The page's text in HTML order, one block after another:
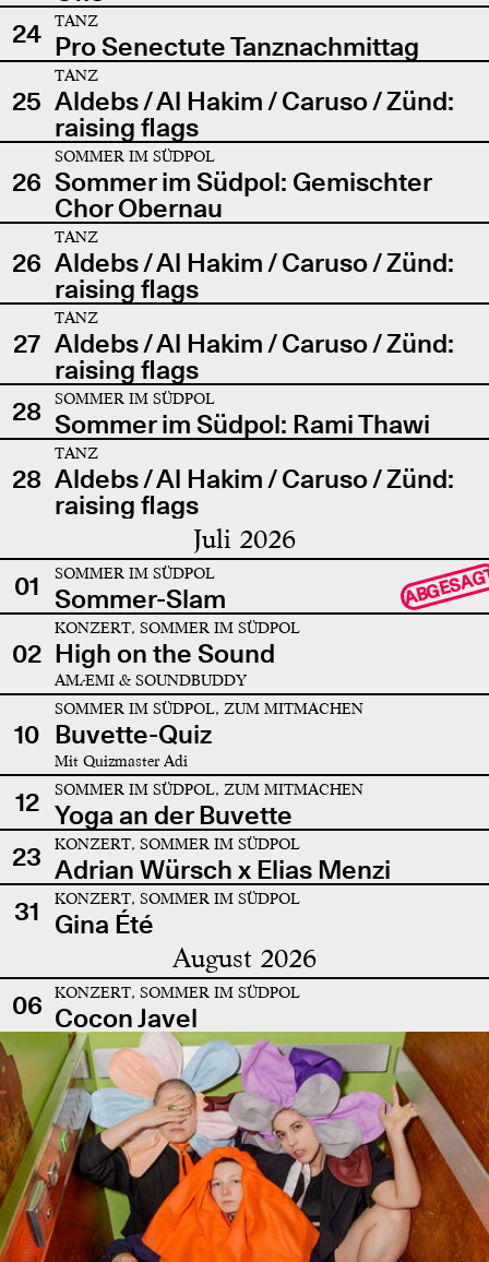
24
TANZ
Pro Senectute Tanznachmittag
25
TANZ
Aldebs / Al Hakim / Caruso / Zünd:
raising flags
26
SOMMER IM SÜDPOL
Sommer im Südpol: Gemischter
Chor Obernau
26
TANZ
Aldebs / Al Hakim / Caruso / Zünd:
raising flags
27
TANZ
Aldebs / Al Hakim / Caruso / Zünd:
raising flags
28
SOMMER IM SÜDPOL
Sommer im Südpol: Rami Thawi
28
TANZ
Aldebs / Al Hakim / Caruso / Zünd:
raising flags
Juli 2026
01 SOMMER IM SÜDPOL
Sommer-Slam
02
KONZERT, SOMMER IM SÜDPOL
High on the Sound
AMÆMI & SOUNDBUDDY
10
SOMMER IM SÜDPOL, ZUM MITMACHEN
Buvette-Quiz
Mit Quizmaster Adi
12 SOMMER IM SÜDPOL, ZUM MITMACHEN
Yoga an der Buvette
23
KONZERT, SOMMER IM SÜDPOL
Adrian Würsch x Elias Menzi
31
KONZERT, SOMMER IM SÜDPOL
Gina Été
August 2026
06 KONZERT, SOMMER IM SÜDPOL
Cocon Javel